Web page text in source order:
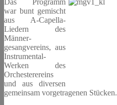
Das Programm
war bunt gemischt
aus A-Capella-
Liedern des
Männer-
gesangvereins, aus
Instrumental-
Werken des
Orchesterereins
und aus diversen
gemeinsam vorgetragenen Stücken.